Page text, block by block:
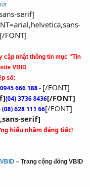
serif]
[/FONT]​
cập nhật thông tin mục "Tin
VBID
số:
0945 666 188 - [/FONT]
(04) 3736 8436[/FONT]
(08) 628 111 66[/FONT]
serif]
hiểu nhầm đáng tiếc!
– Trang cộng đồng VBID